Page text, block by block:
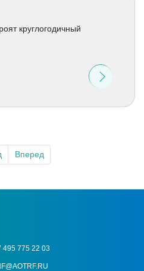
круглогодичный
Вперед
495 775 22 03